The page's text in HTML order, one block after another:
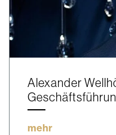
Alexander
mehr